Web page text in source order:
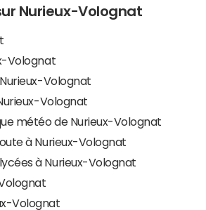
Nurieux-Volognat
Volognat
Volognat
Volognat
météo de Nurieux-Volognat
à Nurieux-Volognat
à Nurieux-Volognat
Volognat